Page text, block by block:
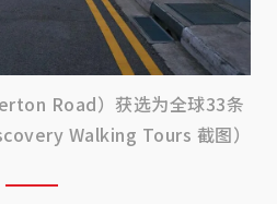
Road）获选为全球33条
Walking Tours 截图）